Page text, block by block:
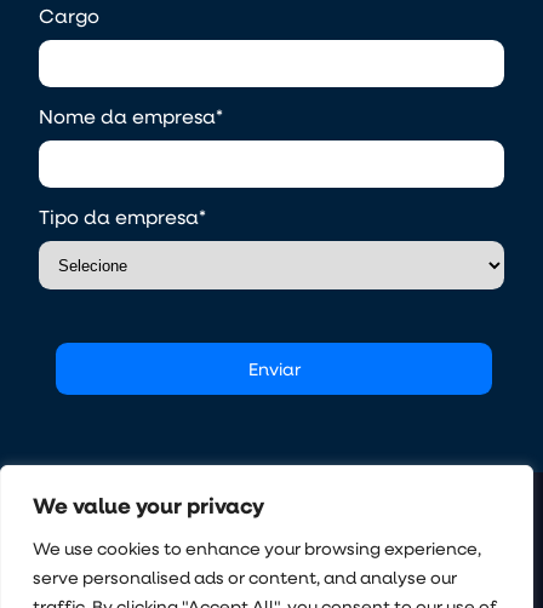
We value your privacy
We use cookies to enhance your browsing experience,
serve personalised ads or content, and analyse our
Cargo
Nome da empresa*
Tipo da empresa*
O Sistema Operacional da Incorporação
ECOSSISTEMA
LEGAL CONTATO